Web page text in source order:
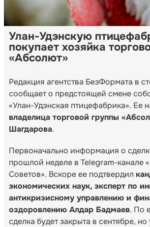
Улан-Удэнскую
покупает хозяйка
«Абсолют»
Редакция агентства БезФормата в
сообщает о предстоящей смене
«Улан-Удэнская птицефабрика». Ее
владелица торговой группы
Шагдарова.
Первоначально информация о
прошлой неделе в Telegram-канале
Советов». Вскоре ее подтвердил
экономических наук, эксперт по
антикризисному управлению и
оздоровлению Алдар Бадмаев. По
сделка будет закрыта в сентябре,